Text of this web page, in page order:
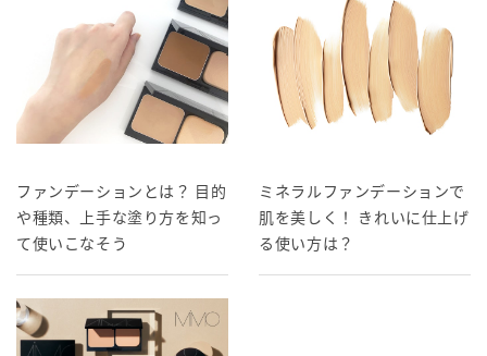
ファンデーションとは？ 目的
や種類、上手な塗り方を知っ
て使いこなそう
ミネラルファンデーションで
肌を美しく！ きれいに仕上げ
る使い方は？